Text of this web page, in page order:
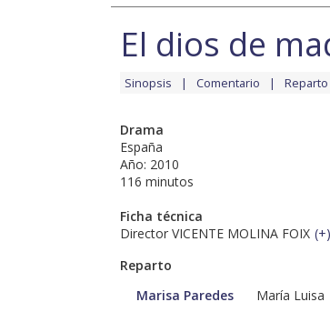
El dios de
Sinopsis Comentario Reparto
Drama
España
Año: 2010
116 minutos
Ficha técnica
Director VICENTE MOLINA FOIX (+)
Reparto
Marisa Paredes
María Luisa